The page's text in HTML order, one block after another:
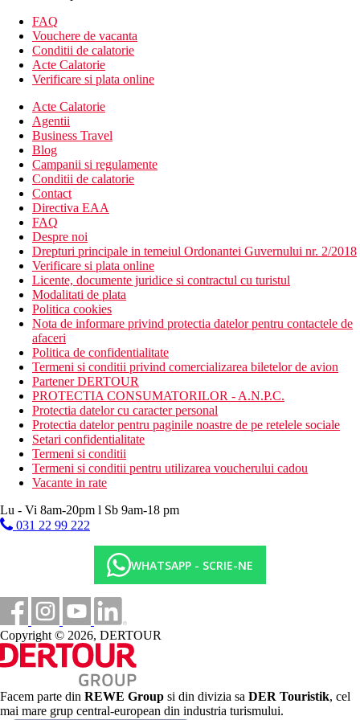
situat in cladirea principala
Camera de familie cu vedere la mare - dormitor separat,
situat in cladirea principala
Camera de familie - 2 dormitoare separate, situate intr-o
Suita cu vedere la piscina - 2 dormitoare separate, acces
direct la piscina
Descrierea hotelului
hol de intrare cu receptie
restaurantul principal
2 restaurante a la carte (mexican, peste)
baruri
centru SPA
magazine
magazin cu suveniruri
coafeza
fotograf
doctor
spalatorie
inchirieri auto
4 piscine (sezlonguri, umbrele si prosoape gratuite)
2 piscine pentru copii
terasa pentru plaja
loc de joaca
mini club (4-12 ani)
Descrierea plajei
plaja de nisip cu pietricele
intrare de piatra in mare
plaja premiata cu steag albastru
bar pe plaja
sezlonguri, umbrele si prosoape gratuite
Activitati sportive gratuite
programe de animatie de zi si de seara
spectacol de seara
muzica live
spectacol de dans
jocuri de biliard
DJ
seri tematice
concursuri
tenis de masa
darts
gimnastica acvatica
FAQ
Vouchere de vacanta
Conditii de calatorie
Acte Calatorie
Verificare si plata online
Acte Calatorie
Agentii
Business Travel
Blog
Campanii si regulamente
Conditii de calatorie
Contact
Directiva EAA
FAQ
Despre noi
Drepturi principale in temeiul Ordonantei Guvernului nr. 2/2018
Verificare si plata online
Licente, documente juridice si contractul cu turistul
Modalitati de plata
Politica cookies
Nota de informare privind protectia datelor pentru contactele de
afaceri
Politica de confidentialitate
Termeni si conditii privind comercializarea biletelor de avion
Partener DERTOUR
PROTECTIA CONSUMATORILOR - A.N.P.C.
Protectia datelor cu caracter personal
Protectia datelor pentru paginile noastre de pe retelele sociale
Setari confidentialitate
Termeni si conditii
Termeni si conditii pentru utilizarea voucherului cadou
Vacante in rate
Lu - Vi 8am-20pm l Sb 9am-18 pm
031 22 99 222
WHATSAPP - SCRIE-NE
Copyright © 2026, DERTOUR
Facem parte din REWE Group si din divizia sa DER Touristik, cel
mai mare grup central-european din industria turismului.